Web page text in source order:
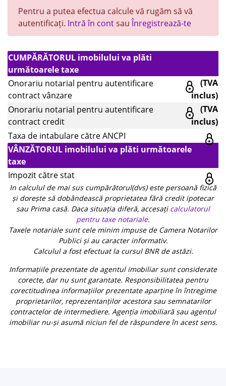
Pentru a putea efectua calcule vă rugăm să vă
autentificați. Intră în contsauÎnregistrează-te
CUMPĂRĂTORUL imobilului va plăti
următoarele taxe
Onorariu notarial pentru autentificare
contract vânzare
(TVA
inclus)
Onorariu notarial pentru autentificare
contract credit
(TVA
inclus)
Taxa de intabulare către ANCPI
VÂNZĂTORUL imobilului va plăti următoarele
taxe
Impozit către stat
In calculul de mai sus cumpărătorul(dvs) este persoană fizică
și dorește să dobândească proprietatea fără credit ipotecar
sau Prima casă. Daca situația diferă, accesați calculatorul
pentru taxe notariale.
Taxele notariale sunt cele minim impuse de Camera Notarilor
Publici și au caracter informativ.
Calculul a fost efectuat la cursul BNR de astăzi.
Informațiile prezentate de agentul imobiliar sunt considerate
corecte, dar nu sunt garantate. Responsibilitatea pentru
corectitudinea informațiilor prezentate aparține în întregime
proprietarilor, reprezentanților acestora sau semnatarilor
contractelor de intermediere. Agenția imobiliară sau agentul
imobiliar nu-și asumă niciun fel de răspundere în acest sens.